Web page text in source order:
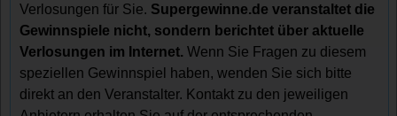
Verlosungen für Sie. Supergewinne.de veranstaltet die
Gewinnspiele nicht, sondern berichtet über aktuelle
Verlosungen im Internet. Wenn Sie Fragen zu diesem
speziellen Gewinnspiel haben, wenden Sie sich bitte
direkt an den Veranstalter. Kontakt zu den jeweiligen